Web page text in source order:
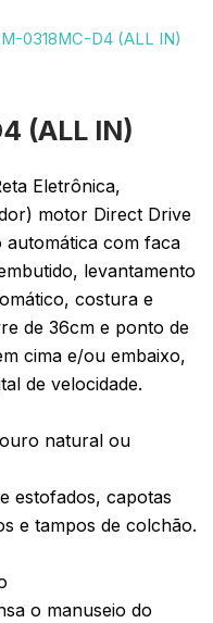
0318MC-D4 (ALL IN)
(ALL IN)
Eletrônica,
motor Direct Drive
automática com faca
levantamento
costura e
de 36cm e ponto de
cima e/ou embaixo,
de velocidade.
natural ou
estofados, capotas
e tampos de colchão.
o manuseio do